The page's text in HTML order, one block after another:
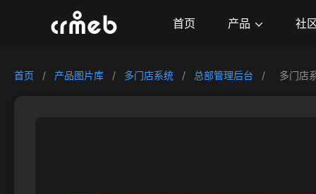
首页 产品 社
首页 / 产品图片库 / 多门店系统 / 总部管理后台 / 多门店